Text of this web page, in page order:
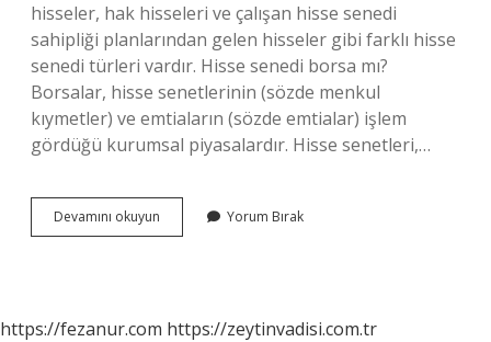
hisseler, hak hisseleri ve çalışan hisse senedi
sahipliği planlarından gelen hisseler gibi farklı hisse
senedi türleri vardır. Hisse senedi borsa mı?
Borsalar, hisse senetlerinin (sözde menkul
kıymetler) ve emtiaların (sözde emtialar) işlem
gördüğü kurumsal piyasalardır. Hisse senetleri,…
Devamını okuyun
Senedi
Yorum Bırak
https://fezanur.com https://zeytinvadisi.com.tr